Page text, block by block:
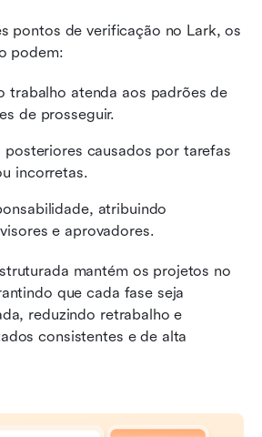
pontos de verificação no Lark, os
podem:
trabalho atenda aos padrões de
de prosseguir.
posteriores causados por tarefas
incorretas.
atribuindo
e aprovadores.
mantém os projetos no
que cada fase seja
reduzindo retrabalho e
consistentes e de alta